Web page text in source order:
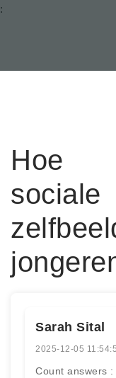
:
Hoe
Sarah Sital
2025-12-05
Count answers :